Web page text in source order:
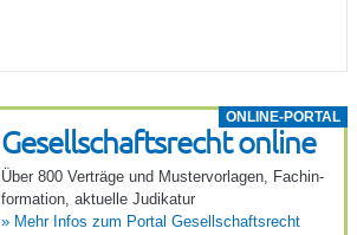
ONLINE-PORTAL
Gesell­schafts­recht online
Über 800 Verträge und Muster­vor­lagen, Fach­in­
for­ma­tion, aktu­elle Judi­katur
»Mehr Infos zum Portal Gesell­schafts­recht